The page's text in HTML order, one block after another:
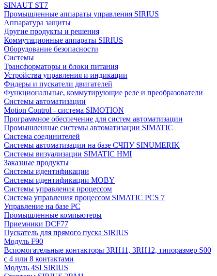
SINAUT ST7
Промышленные аппараты управления SIRIUS
Аппаратура защиты
Другие продукты и решения
Коммутационные аппараты SIRIUS
Оборудование безопасности
Системы
Трансформаторы и блоки питания
Устройства управления и индикации
Фидеры и пускатели двигателей
Функциональные, коммутирующие реле и преобразователи
Системы автоматизации
Motion Control - система SIMOTION
Программное обеспечение для систем автоматизации
Промышленные системы автоматизации SIMATIC
Система соединителей
Системы автоматизации на базе СЧПУ SINUMERIK
Системы визуализации SIMATIC HMI
Заказные продукты
Системы идентификации
Системы идентификации MOBY
Системы управления процессом
Система управления процессом SIMATIC PCS 7
Управление на базе РС
Промышленные компьютеры
Приемники DCF77
Пускатель для прямого пуска SIRIUS
Модуль F90
Вспомогательные контакторы 3RH11, 3RH12, типоразмер S00
с 4 или 8 контактами
Модуль 4SI SIRIUS